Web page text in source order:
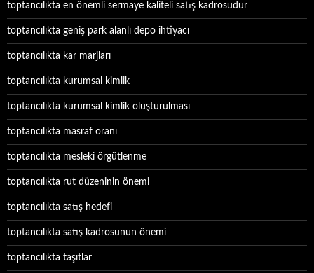
toptancılıkta en önemli sermaye kaliteli satış kadrosudur
toptancılıkta geniş park alanlı depo ihtiyacı
toptancılıkta kar marjları
toptancılıkta kurumsal kimlik
toptancılıkta kurumsal kimlik oluşturulması
toptancılıkta masraf oranı
toptancılıkta mesleki örgütlenme
toptancılıkta rut düzeninin önemi
toptancılıkta satış hedefi
toptancılıkta satış kadrosunun önemi
toptancılıkta taşıtlar